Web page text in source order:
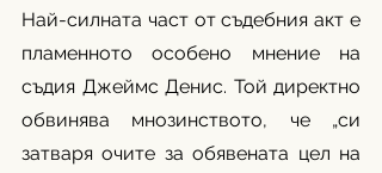
Най-силната част от съдебния акт е
пламенното особено мнение на
съдия Джеймс Денис. Той директно
обвинява мнозинството, че „си
затваря очите за обявената цел на